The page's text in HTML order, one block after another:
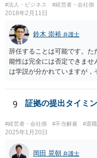
個別事情によりますので、顧
が良いかと思います。
#法人・ビジネス #経営者・会社側
2018年2月11日
鈴木 崇裕 弁護士
辞任することは可能です。
能性は完全には否定できませ
は学説が分かれていますが
る可能性があると考える説
場合でも，会社にとって「
ます。 健康上の理由は「や
って異なります。 子会社の
ば，少なくとも法律上は，
必要ありません。 なお，子
9 証拠の提出タイミ
#経営者・会社側 #不当解雇 #退
2025年1月20日
岡田 晃朝 弁護士